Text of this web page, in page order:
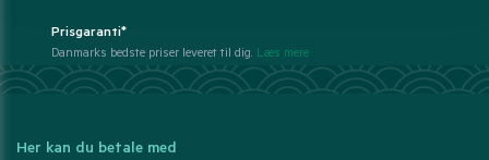
Prisgaranti*
Danmarks bedste priser leveret til dig. Læs mere
Her kan du betale med